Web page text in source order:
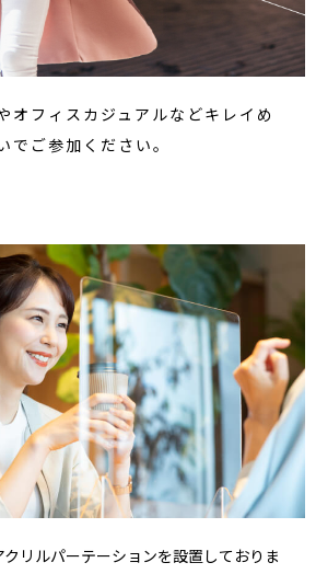
オフィスカジュアルなどキレイめ
でご参加ください。
リルパーテーションを設置しておりま